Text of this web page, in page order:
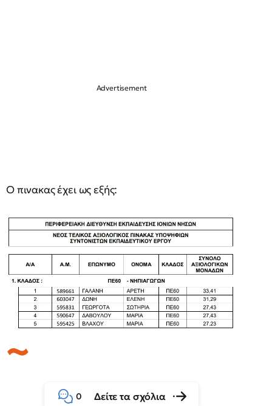
Ο πινακας έχει ως εξής:
0 Δείτε τα σχόλια